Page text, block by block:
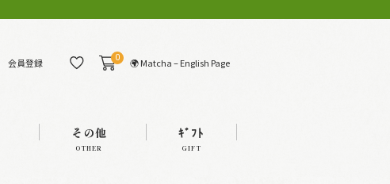
会員登録 0 🌍 Matcha – English Page
その他
OTHER
ｷﾞﾌﾄ
GIFT